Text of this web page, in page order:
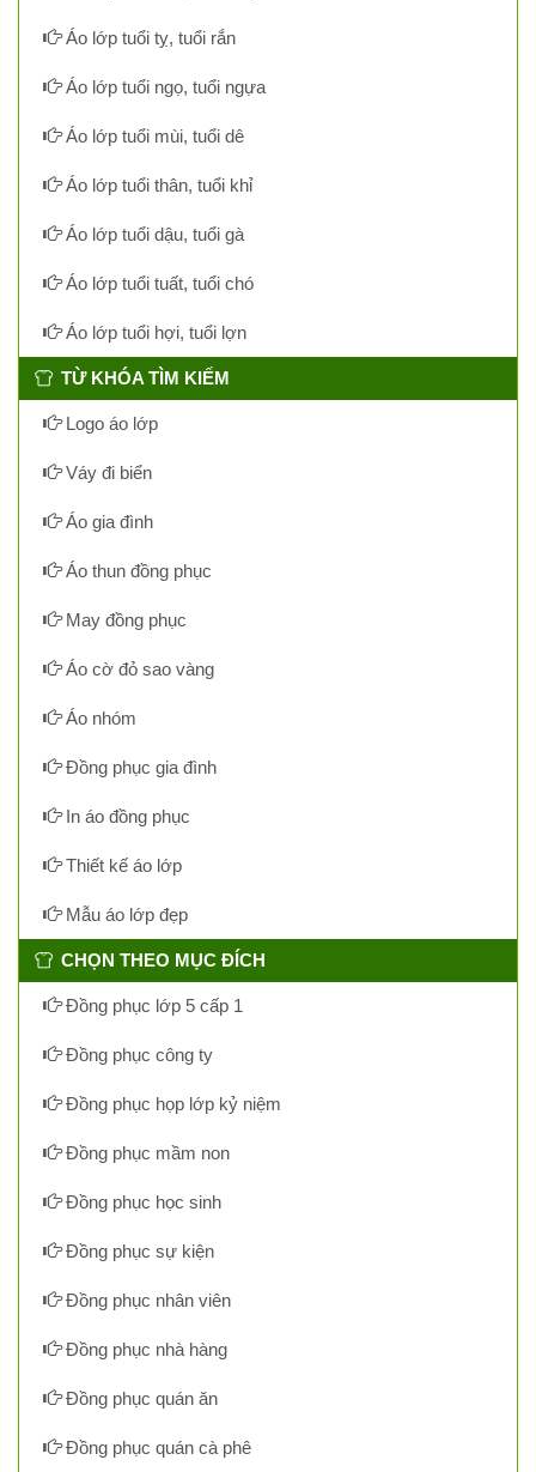
Áo lớp tuổi tỵ, tuổi rắn
Áo lớp tuổi ngọ, tuổi ngựa
Áo lớp tuổi mùi, tuổi dê
Áo lớp tuổi thân, tuổi khỉ
Áo lớp tuổi dậu, tuổi gà
Áo lớp tuổi tuất, tuổi chó
Áo lớp tuổi hợi, tuổi lợn
TỪ KHÓA TÌM KIẾM
Logo áo lớp
Váy đi biển
Áo gia đình
Áo thun đồng phục
May đồng phục
Áo cờ đỏ sao vàng
Áo nhóm
Đồng phục gia đình
In áo đồng phục
Thiết kế áo lớp
Mẫu áo lớp đẹp
CHỌN THEO MỤC ĐÍCH
Đồng phục lớp 5 cấp 1
Đồng phục công ty
Đồng phục họp lớp kỷ niệm
Đồng phục mầm non
Đồng phục học sinh
Đồng phục sự kiện
Đồng phục nhân viên
Đồng phục nhà hàng
Đồng phục quán ăn
Đồng phục quán cà phê